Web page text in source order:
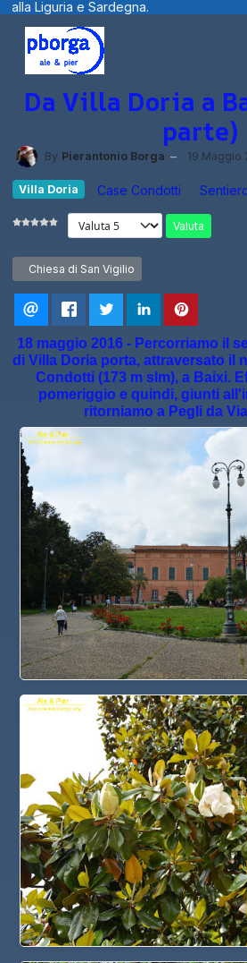
Da Villa Doria a
parte)
By Pierantonio Borga 19 Maggio
Villa Doria Case Condotti
Valuta
Articolo precedente: Chiesa di San Vigilio
Chiesa di San Vigilio
18 maggio 2016 - Percorriamo il
di Villa Doria porta, attraversato il
Condotti (173 m slm), a Baixi.
pomeriggio e quindi, giunti
ritorniamo a Pegli da